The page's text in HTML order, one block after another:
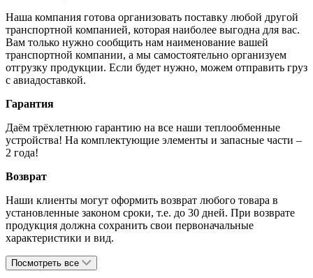
Наша компания готова организовать поставку любой другой
транспортной компанией, которая наиболее выгодна для вас.
Вам только нужно сообщить нам наименование вашей
транспортной компании, а мы самостоятельно организуем
отгрузку продукции. Если будет нужно, можем отправить груз
с авиадоставкой.
Гарантия
Даём трёхлетнюю гарантию на все наши теплообменные
устройства! На комплектующие элементы и запасные части –
2 года!
Возврат
Наши клиенты могут оформить возврат любого товара в
установленные законом сроки, т.е. до 30 дней. При возврате
продукция должна сохранить свои первоначальные
характеристики и вид.
Посмотреть все